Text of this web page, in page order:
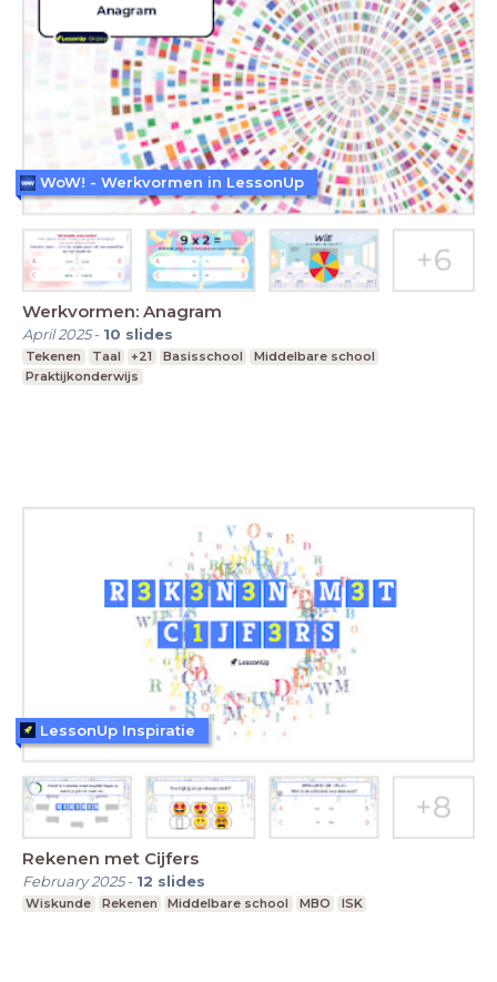
Werkvormen: Anagram
April 2025- 10 slides
Tekenen Taal +21 Basisschool
Middelbare school
Praktijkonderwijs
WoW! - Werkvormen in LessonUp
Rekenen met Cijfers
February 2025- 12 slides
Wiskunde Rekenen Middelbare school MBO ISK
LessonUp Inspiratie